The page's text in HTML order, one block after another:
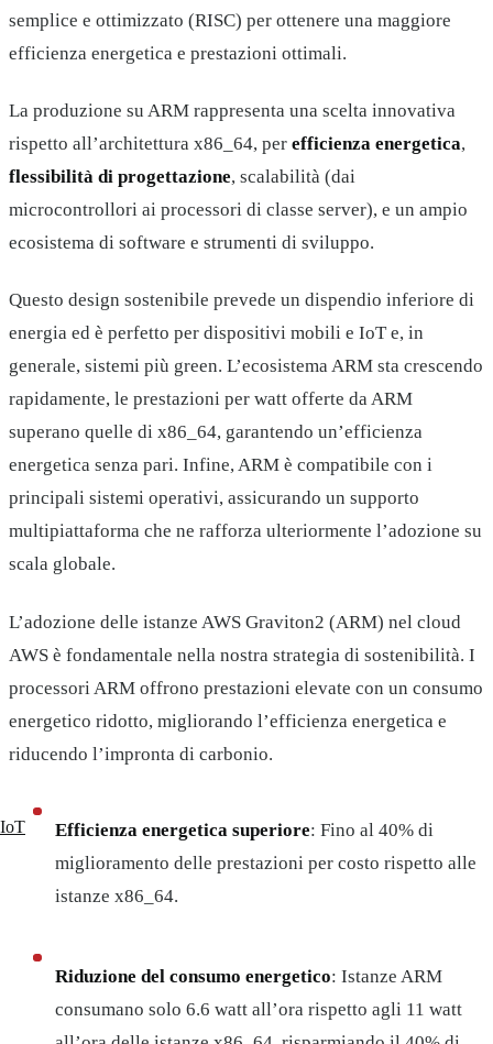
IoT
semplice e ottimizzato (RISC) per ottenere una maggiore
efficienza energetica e prestazioni ottimali.
La produzione su ARM rappresenta una scelta innovativa
rispetto all’architettura x86_64, per efficienza energetica,
flessibilità di progettazione, scalabilità (dai
microcontrollori ai processori di classe server), e un ampio
ecosistema di software e strumenti di sviluppo.
Questo design sostenibile prevede un dispendio inferiore di
energia ed è perfetto per dispositivi mobili e IoT e, in
generale, sistemi più green. L’ecosistema ARM sta crescendo
rapidamente, le prestazioni per watt offerte da ARM
superano quelle di x86_64, garantendo un’efficienza
energetica senza pari. Infine, ARM è compatibile con i
principali sistemi operativi, assicurando un supporto
multipiattaforma che ne rafforza ulteriormente l’adozione su
scala globale.
L’adozione delle istanze AWS Graviton2 (ARM) nel cloud
AWS è fondamentale nella nostra strategia di sostenibilità. I
processori ARM offrono prestazioni elevate con un consumo
energetico ridotto, migliorando l’efficienza energetica e
riducendo l’impronta di carbonio.
Efficienza energetica superiore: Fino al 40% di
miglioramento delle prestazioni per costo rispetto alle
istanze x86_64.
Riduzione del consumo energetico: Istanze ARM
consumano solo 6.6 watt all’ora rispetto agli 11 watt